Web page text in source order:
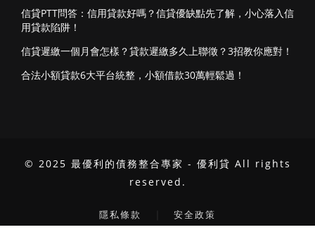
信貸PTT問答：信用貸款好嗎？信貸優缺點先了解，小心落入信
用貸款陷阱！
信貸遲繳一個月會怎樣？貸款遲繳多久上聯徵？3招教你應對！
合法小額貸款6大平台統整，小額借款30萬輕鬆過！
© 2025 最優利的債務整合專家 - 優利貸 All rights
reserved.
隱私條款 安全政策